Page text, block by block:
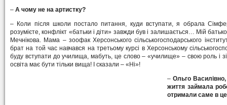
– А чому не на артистку?
– Коли після школи постало питання, куди вступати, я обрала
розумієте, конфлікт «батьки і діти» завжди був і залишається… Мій
Мечнікова. Мама – зоофак Херсонського сільськогосподарського
брат на той час навчався на третьому курсі в Херсонському
буду вступати до училища, мабуть, це слово – «училище» – свою роль і
освіта має бути тільки вища! І сказали – «Ні»!
– Ольго
життя займала
отримали саме в